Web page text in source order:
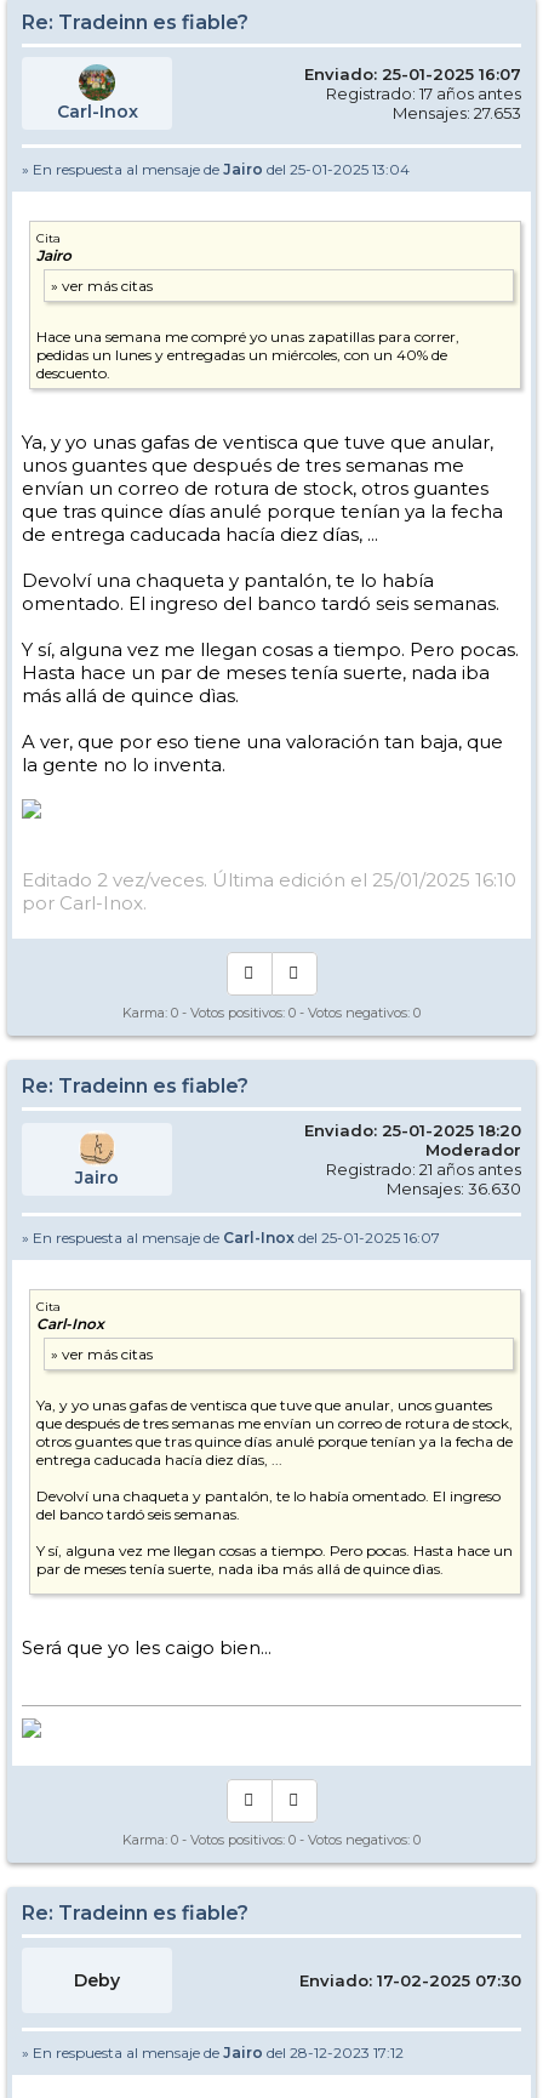
Re: Tradeinn es fiable?
Carl-Inox
Enviado: 25-01-2025 16:07
Registrado: 17 años antes
Mensajes: 27.653
» En respuesta al mensaje de Jairo del 25-01-2025 13:04
Cita
Jairo
Hace una semana me compré yo unas zapatillas para correr,
pedidas un lunes y entregadas un miércoles, con un 40% de
descuento.
Ya, y yo unas gafas de ventisca que tuve que anular,
unos guantes que después de tres semanas me
envían un correo de rotura de stock, otros guantes
que tras quince días anulé porque tenían ya la fecha
de entrega caducada hacía diez días, ...
Devolví una chaqueta y pantalón, te lo había
omentado. El ingreso del banco tardó seis semanas.
Y sí, alguna vez me llegan cosas a tiempo. Pero pocas.
Hasta hace un par de meses tenía suerte, nada iba
más allá de quince dìas.
A ver, que por eso tiene una valoración tan baja, que
la gente no lo inventa.
Editado 2 vez/veces. Última edición el 25/01/2025 16:10
por Carl-Inox.
Karma: 0 - Votos positivos: 0 - Votos negativos: 0
Re: Tradeinn es fiable?
Jairo
Enviado: 25-01-2025 18:20
Moderador
Registrado: 21 años antes
Mensajes: 36.630
» En respuesta al mensaje de Carl-Inox del 25-01-2025 16:07
Cita
Carl-Inox
Ya, y yo unas gafas de ventisca que tuve que anular, unos guantes
que después de tres semanas me envían un correo de rotura de stock,
otros guantes que tras quince días anulé porque tenían ya la fecha de
entrega caducada hacía diez días, ...
Devolví una chaqueta y pantalón, te lo había omentado. El ingreso
del banco tardó seis semanas.
Y sí, alguna vez me llegan cosas a tiempo. Pero pocas. Hasta hace un
par de meses tenía suerte, nada iba más allá de quince dìas.
Será que yo les caigo bien...
Karma: 0 - Votos positivos: 0 - Votos negativos: 0
Re: Tradeinn es fiable?
Deby Enviado: 17-02-2025 07:30
» En respuesta al mensaje de Jairo del 28-12-2023 17:12